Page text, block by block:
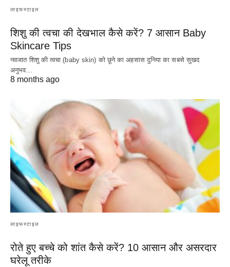
लाइफस्टाइल
शिशु की त्वचा की देखभाल कैसे करें? 7 आसान Baby
Skincare Tips
नवजात शिशु की त्वचा (baby skin) को छूने का अहसास दुनिया का सबसे सुखद
अनुभव…
8 months ago
लाइफस्टाइल
रोते हुए बच्चे को शांत कैसे करें? 10 आसान और असरदार
घरेलू तरीके